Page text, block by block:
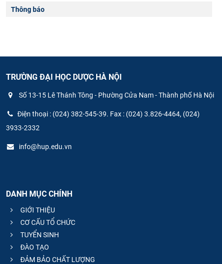
Thông báo
TRƯỜNG ĐẠI HỌC DƯỢC HÀ NỘI
Số 13-15 Lê Thánh Tông - Phường Cửa Nam - Thành phố Hà Nội
Điện thoại : (024) 382-545-39. Fax : (024) 3.826-4464, (024)
3933-2332
info@hup.edu.vn
DANH MỤC CHÍNH
GIỚI THIỆU
CƠ CẤU TỔ CHỨC
TUYỂN SINH
ĐÀO TẠO
ĐẢM BẢO CHẤT LƯỢNG